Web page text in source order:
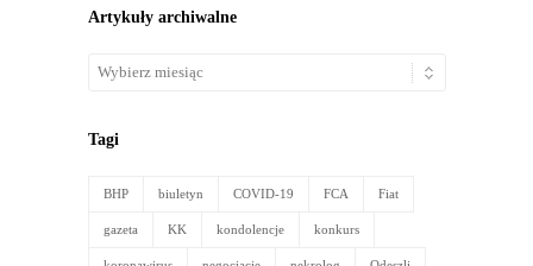
Artykuły archiwalne
Artykuły
Tagi
BHP biuletyn COVID-19 FCA Fiat
gazeta KK kondolencje konkurs